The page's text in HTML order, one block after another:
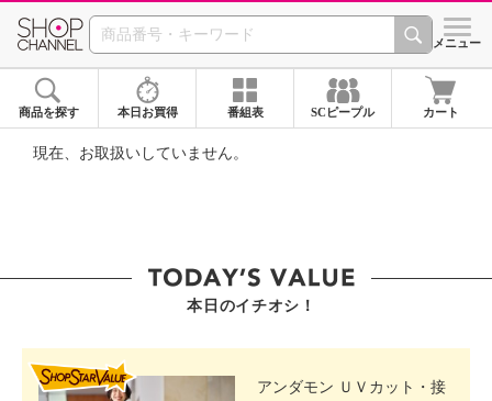
SHOP CHANNEL ショッ
メニュー
商品を探す 本日お買得 番組表 SCピープル カート
現在、お取扱いしていません。
本日のイチオシ！
アンダモン ＵＶカット・接